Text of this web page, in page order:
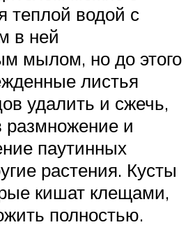
теплой водой с
в ней
мылом, но до этого
листья
удалить и сжечь,
размножение и
паутинных
растения. Кусты
кишат клещами,
полностью.